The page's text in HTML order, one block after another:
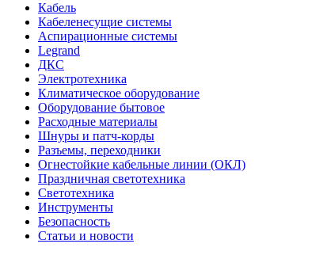
Кабель
Кабеленесущие системы
Аспирационные системы
Legrand
ДКС
Электротехника
Климатическое оборудование
Оборудование бытовое
Расходные материалы
Шнуры и патч-корды
Разъемы, переходники
Огнестойкие кабельные линии (ОКЛ)
Праздничная светотехника
Светотехника
Инструменты
Безопасность
Статьи и новости